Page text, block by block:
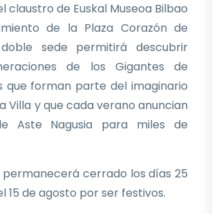
claustro de Euskal Museoa Bilbao
de la Plaza Corazón de
sede permitirá descubrir
de los Gigantes de
que forman parte del imaginario
Villa y que cada verano anuncian
Aste Nagusia para miles de
permanecerá cerrado los días 25
15 de agosto por ser festivos.